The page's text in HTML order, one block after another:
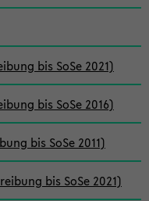
bis SoSe 2021)
bis SoSe 2016)
bis SoSe 2011)
bis SoSe 2021)